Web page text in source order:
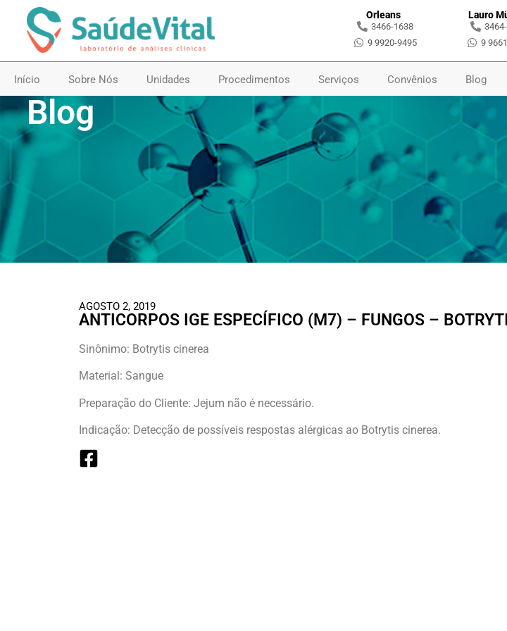
Orleans
3466-1638
9 9920-9495
Lauro
9
Início Sobre Nós Unidades Procedimentos Serviços Convênios Blog
Blog
AGOSTO 2, 2019
ANTICORPOS IGE ESPECÍFICO (M7) – FUNGOS –
Sinônimo: Botrytis cinerea
Material: Sangue
Preparação do Cliente: Jejum não é necessário.
Indicação: Detecção de possíveis respostas alérgicas ao Botrytis cinerea.